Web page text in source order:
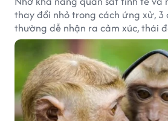
thay đổi nhỏ trong cách ứng xử, 3
thường dễ nhận ra cảm xúc, thái
đối diện.